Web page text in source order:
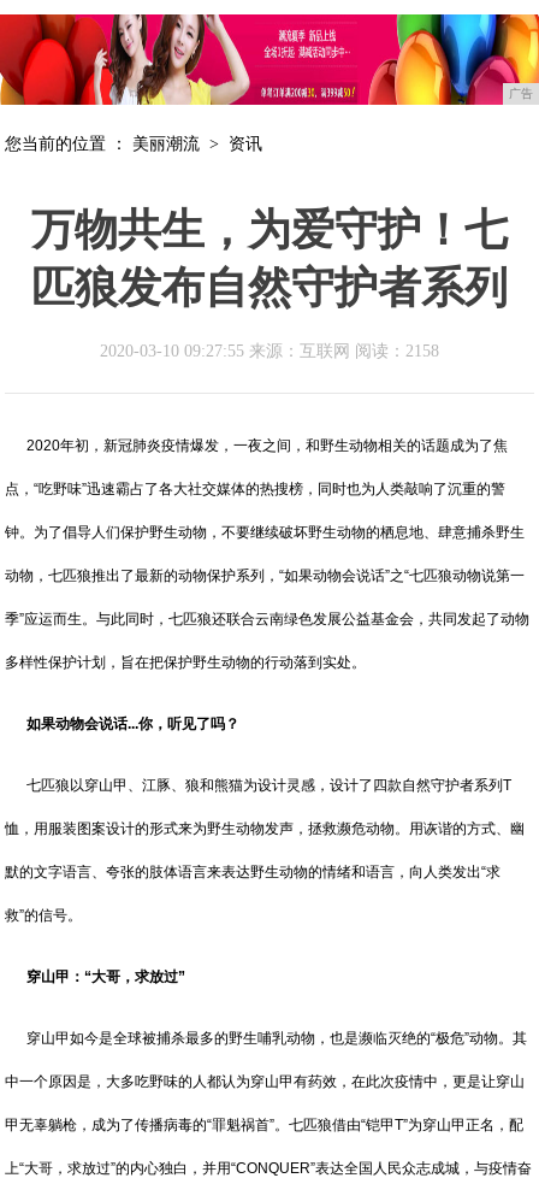
广告
您当前的位置 ： 美丽潮流 > 资讯
万物共生，为爱守护！七
匹狼发布自然守护者系列
2020-03-10 09:27:55 来源：互联网 阅读：2158
2020年初，新冠肺炎疫情爆发，一夜之间，和野生动物相关的话题成为了焦
点，“吃野味”迅速霸占了各大社交媒体的热搜榜，同时也为人类敲响了沉重的警
钟。为了倡导人们保护野生动物，不要继续破坏野生动物的栖息地、肆意捕杀野生
动物，七匹狼推出了最新的动物保护系列，“如果动物会说话”之“七匹狼动物说第一
季”应运而生。与此同时，七匹狼还联合云南绿色发展公益基金会，共同发起了动物
多样性保护计划，旨在把保护野生动物的行动落到实处。
如果动物会说话...你，听见了吗？
七匹狼以穿山甲、江豚、狼和熊猫为设计灵感，设计了四款自然守护者系列T
恤，用服装图案设计的形式来为野生动物发声，拯救濒危动物。用诙谐的方式、幽
默的文字语言、夸张的肢体语言来表达野生动物的情绪和语言，向人类发出“求
救”的信号。
穿山甲：“大哥，求放过”
穿山甲如今是全球被捕杀最多的野生哺乳动物，也是濒临灭绝的“极危”动物。其
中一个原因是，大多吃野味的人都认为穿山甲有药效，在此次疫情中，更是让穿山
甲无辜躺枪，成为了传播病毒的“罪魁祸首”。七匹狼借由“铠甲T”为穿山甲正名，配
上“大哥，求放过”的内心独白，并用“CONQUER”表达全国人民众志成城，与疫情奋